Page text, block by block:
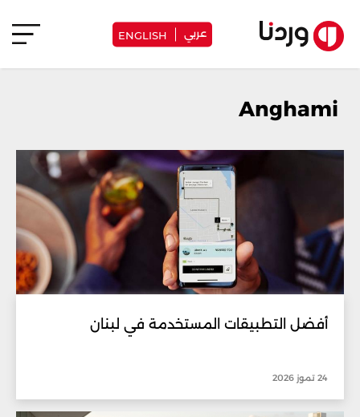
عربي ENGLISH
أفضل التطبيقات المستخدمة في لبنان
24 تموز 2026